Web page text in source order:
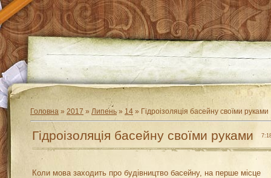
Головна » 2017 » Липень » 14 » Гідроізоляція басейну своїми руками
Гідроізоляція басейну своїми руками
Коли мова заходить про будівництво басейну, на перше місце